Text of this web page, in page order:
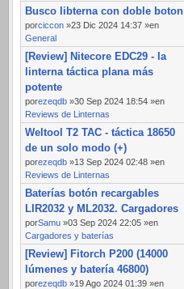
Busco libterna con doble boton
porciccon »23 Dic 2024 14:37 »en
General
[Review] Nitecore EDC29 - la
linterna táctica plana más
potente
porezeqdb »30 Sep 2024 18:54 »en
Reviews de Linternas
Weltool T2 TAC - táctica 18650
de un solo modo (+)
porezeqdb »13 Sep 2024 02:48 »en
Reviews de Linternas
Baterías botón recargables
LIR2032 y ML2032. Cargadores
porSamu »03 Sep 2024 22:05 »en
Cargadores y baterías
[Review] Fitorch P200 (14000
lúmenes y batería 46800)
porezeqdb »19 Ago 2024 01:39 »en